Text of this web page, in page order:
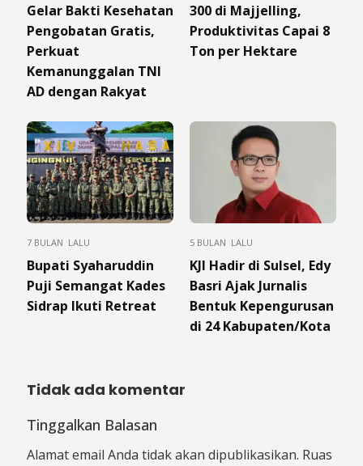
Gelar Bakti Kesehatan
Pengobatan Gratis,
Perkuat
Kemanunggalan TNI
AD dengan Rakyat
300 di Majjelling,
Produktivitas Capai 8
Ton per Hektare
7 BULAN LALU
Bupati Syaharuddin
Puji Semangat Kades
Sidrap Ikuti Retreat
5 BULAN LALU
KJI Hadir di Sulsel, Edy
Basri Ajak Jurnalis
Bentuk Kepengurusan
di 24 Kabupaten/Kota
Tidak ada komentar
Tinggalkan Balasan
Alamat email Anda tidak akan dipublikasikan. Ruas